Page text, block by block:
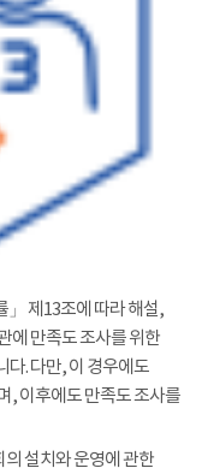
」 제13조에 따라 해설,
에 만족도 조사를 위한
다. 다만, 이 경우에도
, 이후에도 만족도 조사를
설치와 운영에 관한